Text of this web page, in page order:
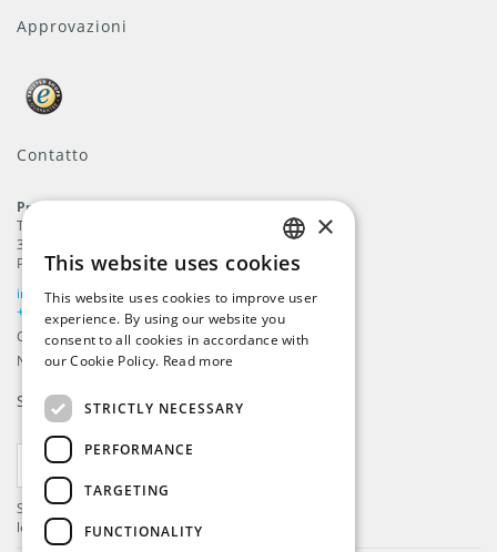
Approvazioni
Contatto
ProFlags B.V.
Tilbury 8
3897 AC
Paesi Bassi
info@beachflags.com
+31 (0) 85 401 4648
Camera di Commercio: 92559840
Numero IVA: NL866099657B01
Si iscrivi alla nostraNewsletter
Si registri per ricevere gli ultimi aggiornamenti e
le ultime offerte!
ENGLISH
DUTCH
GERMAN
×
This website uses cookies
This website uses cookies to improve user
experience. By using our website you
consent to all cookies in accordance with
our Cookie Policy. Read more
STRICTLY NECESSARY
PERFORMANCE
TARGETING
FUNCTIONALITY